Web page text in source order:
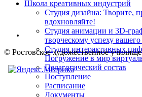
Школа креативных индустрий
Студия дизайна: Творите,
вдохновляйте!
Студия анимации и 3D-
творческому успеху
Студия интерактивных
Погружение в мир
Педагогический состав
Поступление
Расписание
Документы
© Ростовское художественное